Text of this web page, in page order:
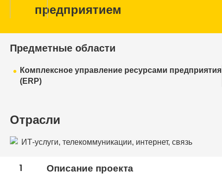
предприятием
Предметные области
Комплексное управление ресурсами предприятия
(ERP)
Отрасли
ИТ-услуги, телекоммуникации, интернет, связь
1 Описание проекта